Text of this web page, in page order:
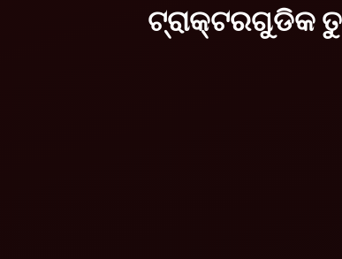
ଟ୍ରାକ୍ଟରଗୁଡିକ